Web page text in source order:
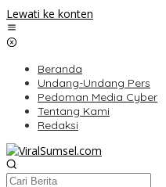
Lewati ke konten
Beranda
Undang-Undang Pers
Pedoman Media Cyber
Tentang Kami
Redaksi